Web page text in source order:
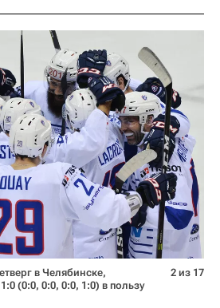
в Челябинске,
(0:0, 0:0, 0:0, 1:0) в пользу
2 из 17